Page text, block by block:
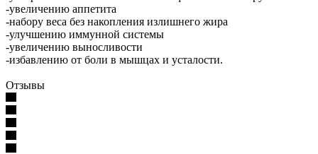
-увеличению аппетита
-набору веса без накопления излишнего жира
-улучшению иммунной системы
-увеличению выносливости
-избавлению от боли в мышцах и усталости.
Отзывы